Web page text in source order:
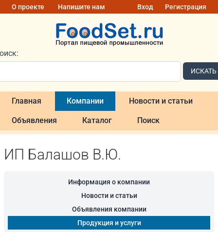
О проекте Напишите нам Вход Регистрация
ИСКАТЬ
Главная Компании Новости и статьи
Объявления Каталог Поиск
ИП Балашов В.Ю.
Информация о компании
Новости и статьи
Объявления компании
Продукция и услуги